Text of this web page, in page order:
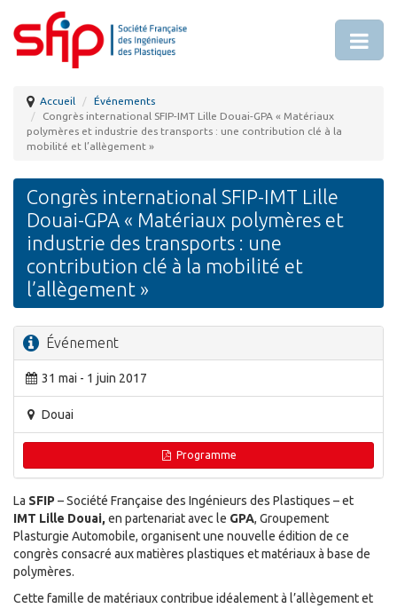
Accueil
Événements
Congrès international SFIP-IMT Lille Douai-GPA « Matériaux
polymères et industrie des transports : une contribution clé à la
mobilité et l’allègement »
Congrès international SFIP-IMT Lille
Douai-GPA « Matériaux polymères et
industrie des transports : une
contribution clé à la mobilité et
l’allègement »
Événement
31 mai - 1 juin 2017
Douai
Programme
La SFIP – Société Française des Ingénieurs des Plastiques – et
IMT Lille Douai, en partenariat avec le GPA, Groupement
Plasturgie Automobile, organisent une nouvelle édition de ce
congrès consacré aux matières plastiques et matériaux à base de
polymères.
Cette famille de matériaux contribue idéalement à l’allègement et